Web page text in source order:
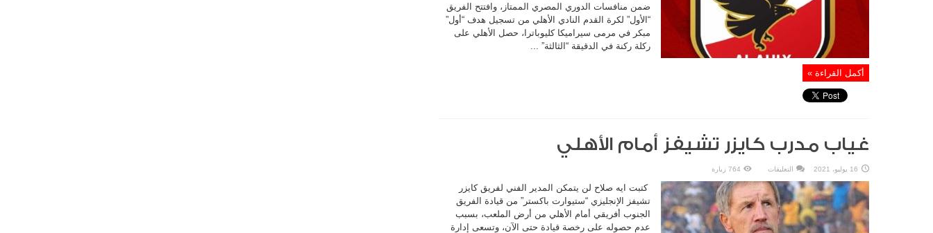
مغلقة
ضمن منافسات الدوري المصري الممتاز، وافتتح الفريق
“الأول” لكرة القدم النادي الأهلي من تسجيل هدف “أول”
مبكر في مرمى سيراميكا كليوباترا، حصل الأهلي على
ركلة ركنة في الدقيقة “الثالثة” ...
أكمل القراءة »
غياب مدرب كايزر تشيفز أمام الأهلي
16 يوليو، 2021 التعليقات
مدرب
كايزر
تشيفز
أمام
الأهلي
مغلقة
764 زيارة
كتبت ايه صلاح لن يتمكن المدير الفني لفريق كايزر
تشيفز الإنجليزي “ستيوارت باكستر” من قيادة الفريق
الجنوب أفريقي أمام الأهلي من أرض الملعب، بسبب
عدم حصوله على رخصة قيادة حتى الآن، وتسعى إدارة